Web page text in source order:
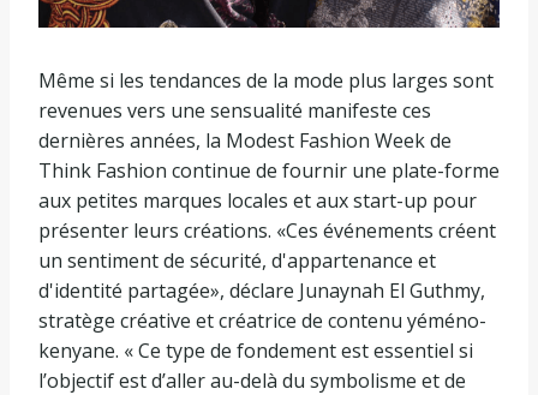
Même si les tendances de la mode plus larges sont
revenues vers une sensualité manifeste ces
dernières années, la Modest Fashion Week de
Think Fashion continue de fournir une plate-forme
aux petites marques locales et aux start-up pour
présenter leurs créations. «Ces événements créent
un sentiment de sécurité, d'appartenance et
d'identité partagée», déclare Junaynah El Guthmy,
stratège créative et créatrice de contenu yéméno-
kenyane. « Ce type de fondement est essentiel si
l’objectif est d’aller au-delà du symbolisme et de